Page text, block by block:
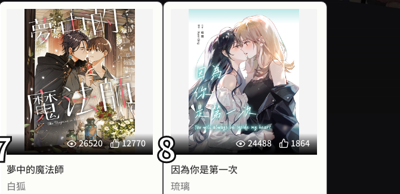
體書已授權由魔豆文化出版
26520 12770
⋆⁺₊⋆ ☾⋆⁺₊⋆ 唯我獨尊傲嬌大魔法
師 × 純情可愛男大生 *:･ﾟ✧*:･ﾟ
出身古老魔法世家的賽希爾，靈魂
被仇家困在古堡密室壁畫三年，
直到林恩墨無意間闖入密室，才迎
來轉機。
為了與林恩墨一同逃離，賽希爾被
迫將靈魂轉移至布娃娃，
林恩墨答應護送賽希爾返家，讓賽
希爾的靈魂得以回歸自己的肉身。
受限於軀殼，布娃娃賽希爾唯一能
夢中的魔法師
白狐
8 24488 1864
★ 明知是甜蜜的陷阱，我亦朝妳奔
為了揪出媽媽的秘密情人，而意外
展開的初戀第一次。
在遇到林妍熙之前，秋世琳都不知
道自己會愛得奮不顧身。
建築在一個又一個謊言之上的愛
情，是欺騙，還是愛？
明知是甜蜜的圈套，也願意踏進，
只為了擁抱早已傷痕累累的愛人。
年度療癒系小說～～又甜又虐，
還有嗆姐不遺餘力的弟弟來調劑！
因為你是第一次
琉璃